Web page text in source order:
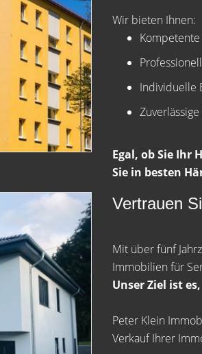
Wir bieten Ihnen:
Individuelle
Egal, ob Sie Ihr
Sie in besten
Vertrauen
Mit über fünf
Immobilien für
Unser Ziel ist
Peter Klein
Verkauf Ihrer